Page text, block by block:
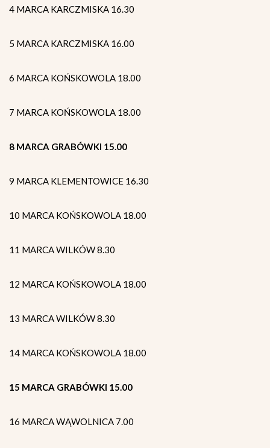
4 MARCA KARCZMISKA 16.30
5 MARCA KARCZMISKA 16.00
6 MARCA KOŃSKOWOLA 18.00
7 MARCA KOŃSKOWOLA 18.00
8 MARCA GRABÓWKI 15.00
9 MARCA KLEMENTOWICE 16.30
10 MARCA KOŃSKOWOLA 18.00
11 MARCA WILKÓW 8.30
12 MARCA KOŃSKOWOLA 18.00
13 MARCA WILKÓW 8.30
14 MARCA KOŃSKOWOLA 18.00
15 MARCA GRABÓWKI 15.00
16 MARCA WĄWOLNICA 7.00